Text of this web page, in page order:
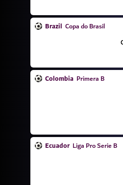
Brazil Copa do Brasil
Colombia Primera B
Ecuador Liga Pro Serie B